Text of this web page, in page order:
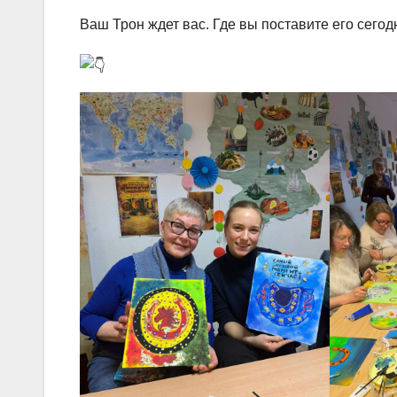
Ваш Трон ждет вас. Где вы поставите его